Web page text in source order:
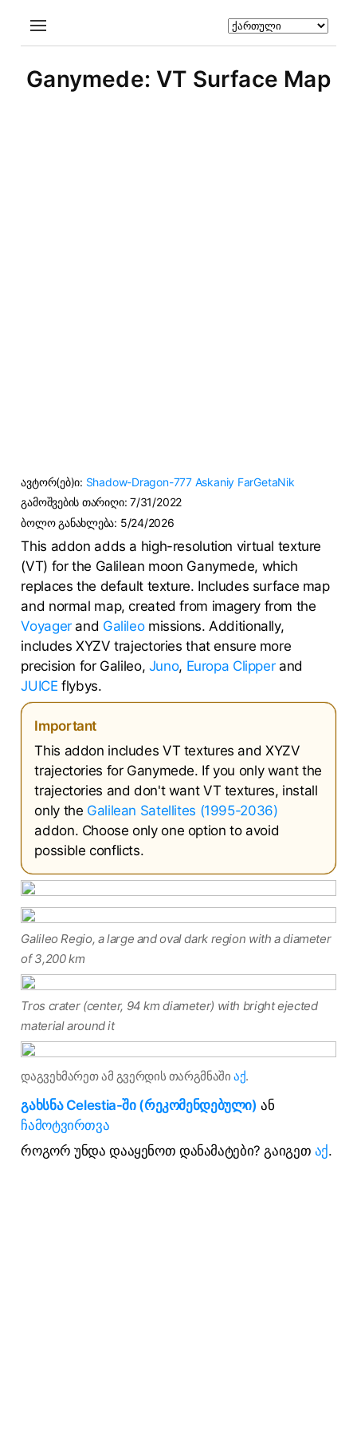
Ganymede: VT Surface Map
ავტორ(ებ)ი: Shadow-Dragon-777 Askaniy FarGetaNik
გამოშვების თარიღი:7/31/2022
ბოლო განახლება: 5/24/2026
This addon adds a high-resolution virtual texture
(VT) for the Galilean moon Ganymede, which
replaces the default texture. Includes surface map
and normal map, created from imagery from the
Voyagerand Galileomissions. Additionally,
includes XYZV trajectories that ensure more
precision for Galileo, Juno, Europa Clipperand
JUICE flybys.
Important
This addon includes VT textures and XYZV
trajectories for Ganymede. If you only want the
trajectories and don't want VT textures, install
only the Galilean Satellites (1995-2036)
addon. Choose only one option to avoid
possible conflicts.
Galileo Regio, a large and oval dark region with a diameter
of 3,200 km
Tros crater (center, 94 km diameter) with bright ejected
material around it
დაგვეხმარეთ ამ გვერდის თარგმნაშიაქ.
გახსნა Celestia-ში (რეკომენდებული) ან
ჩამოტვირთვა
როგორ უნდა დააყენოთ დანამატები? გაიგეთ აქ.